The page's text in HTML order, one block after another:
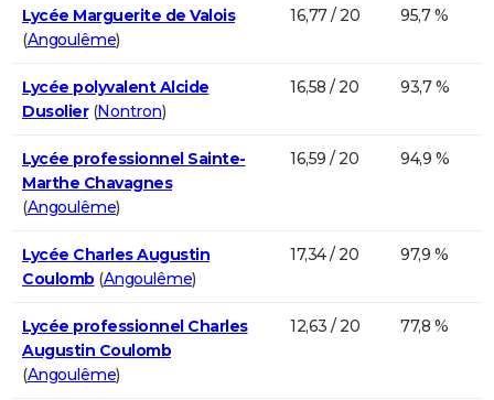
Lycée Marguerite de Valois
(Angoulême)
16,77 / 20 95,7 %
Lycée polyvalent Alcide
Dusolier(Nontron)
16,58 / 20 93,7 %
Lycée professionnel Sainte-
Marthe Chavagnes
(Angoulême)
16,59 / 20 94,9 %
Lycée Charles Augustin
Coulomb (Angoulême)
17,34 / 20 97,9 %
Lycée professionnel Charles
Augustin Coulomb
(Angoulême)
12,63 / 20 77,8 %